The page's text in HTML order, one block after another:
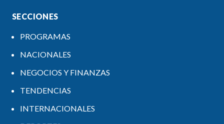
SECCIONES
PROGRAMAS
NACIONALES
NEGOCIOS Y FINANZAS
TENDENCIAS
INTERNACIONALES